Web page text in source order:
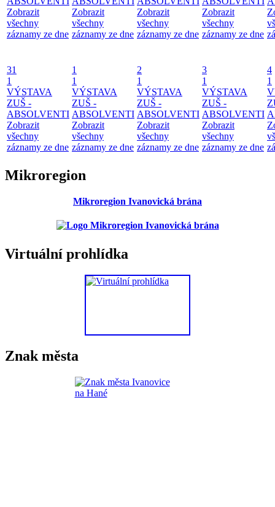
Zobrazit
všechny
záznamy ze dne
Zobrazit
všechny
záznamy ze dne
Zobrazit
všechny
záznamy ze dne
Zobrazit
všechny
záznamy ze dne
31
1
VÝSTAVA
ZUŠ -
ABSOLVENTI
Zobrazit
všechny
záznamy ze dne
1
1
VÝSTAVA
ZUŠ -
ABSOLVENTI
Zobrazit
všechny
záznamy ze dne
2
1
VÝSTAVA
ZUŠ -
ABSOLVENTI
Zobrazit
všechny
záznamy ze dne
3
1
VÝSTAVA
ZUŠ -
ABSOLVENTI
Zobrazit
všechny
záznamy ze dne
4
1
Mikroregion
Mikroregion Ivanovická brána
Virtuální prohlídka
Znak města